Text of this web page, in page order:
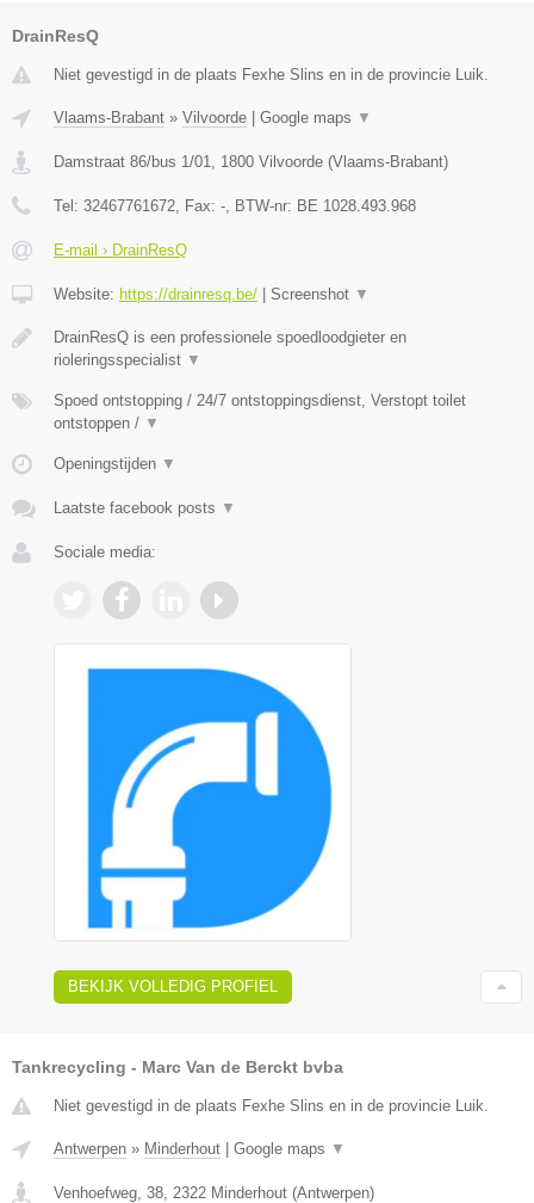
DrainResQ
Niet gevestigd in de plaats Fexhe Slins en in de provincie Luik.
Vlaams-Brabant » Vilvoorde | Google maps ▼
Damstraat 86/bus 1/01 1800 Vilvoorde (Vlaams-Brabant)
Tel: 32467761672 , Fax: - , BTW-nr: BE 1028.493.968
E-mail › DrainResQ
Website: https://drainresq.be/ | Screenshot ▼
DrainResQ is een professionele spoedloodgieter en
rioleringsspecialist ▼
Spoed ontstopping / 24/7 ontstoppingsdienst, Verstopt toilet
ontstoppen / ▼
Openingstijden ▼
Laatste facebook posts ▼
Sociale media:
BEKIJK VOLLEDIG PROFIEL
Tankrecycling - Marc Van de Berckt bvba
Niet gevestigd in de plaats Fexhe Slins en in de provincie Luik.
Antwerpen » Minderhout | Google maps ▼
Venhoefweg, 38 2322 Minderhout (Antwerpen)